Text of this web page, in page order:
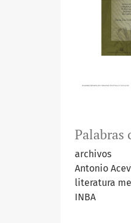
Palabras
archivos
Antonio
literatura
INBA